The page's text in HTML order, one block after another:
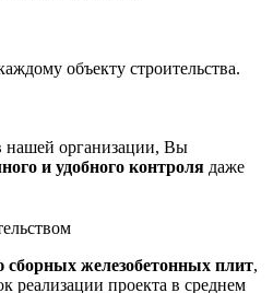
объекту строительства.
нашей организации, Вы
и удобного контроля даже
сборных железобетонных плит,
реализации проекта в среднем